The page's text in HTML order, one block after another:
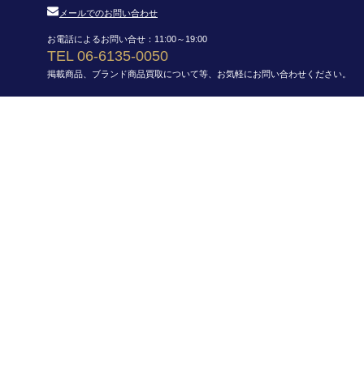
メールでのお問い合わせ
お電話によるお問い合せ：11:00～19:00
TEL 06-6135-0050
掲載商品、ブランド商品買取について等、お気軽にお問い合わせください。